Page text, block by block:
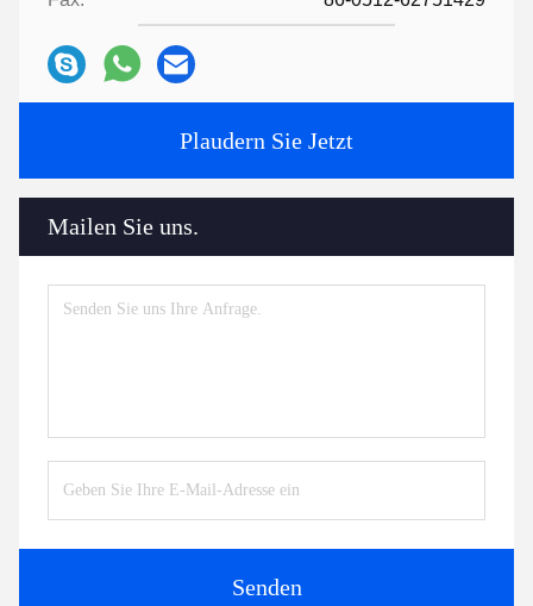
Plaudern Sie Jetzt
Mailen Sie uns.
Senden